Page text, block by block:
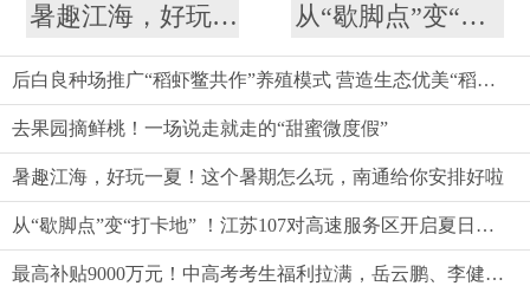
暑趣江海，好玩一夏！这个暑期怎么玩，南通给你安排好啦 从“歇脚点”变“打卡地” ！江苏107对高速服务区开启夏日消费新体验
后白良种场推广“稻虾鳖共作”养殖模式 营造生态优美“稻梦空间”
去果园摘鲜桃！一场说走就走的“甜蜜微度假”
暑趣江海，好玩一夏！这个暑期怎么玩，南通给你安排好啦
从“歇脚点”变“打卡地” ！江苏107对高速服务区开启夏日消费新体验
最高补贴9000万元！中高考考生福利拉满，岳云鹏、李健都来了——江苏端出端午“文旅大餐”